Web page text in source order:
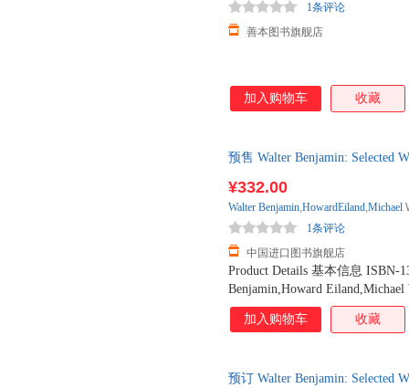
善本图书旗舰店
1条评论
加入购物车 收藏
预售 Walter Benjamin: Selected
Product Details 基本信息 ISBN-
Benjamin,Howard Eiland,Michael
页数 496页 Publisher 出版社
年10月1日 Product Dimensions
wrote Walter Benjamin in
¥332.00
中国进口图书旗舰店
1条评论
Walter Benjamin,HowardEiland,Michael
加入购物车 收藏
预订 Walter Benjamin: Selected